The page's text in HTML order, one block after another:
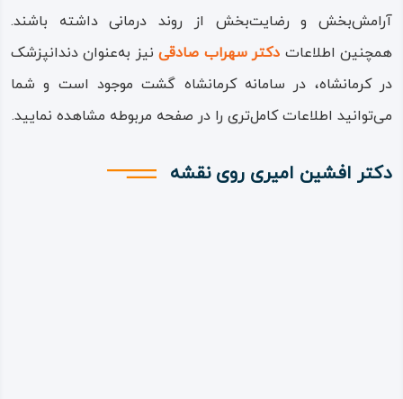
آرامش‌بخش و رضایت‌بخش از روند درمانی داشته باشند.
همچنین اطلاعات دکتر سهراب صادقینیز به‌عنوان دندانپزشک
در کرمانشاه، در سامانه کرمانشاه گشت موجود است و شما
می‌توانید اطلاعات کامل‌تری را در صفحه مربوطه مشاهده نمایید.
دکتر افشین امیری روی نقشه